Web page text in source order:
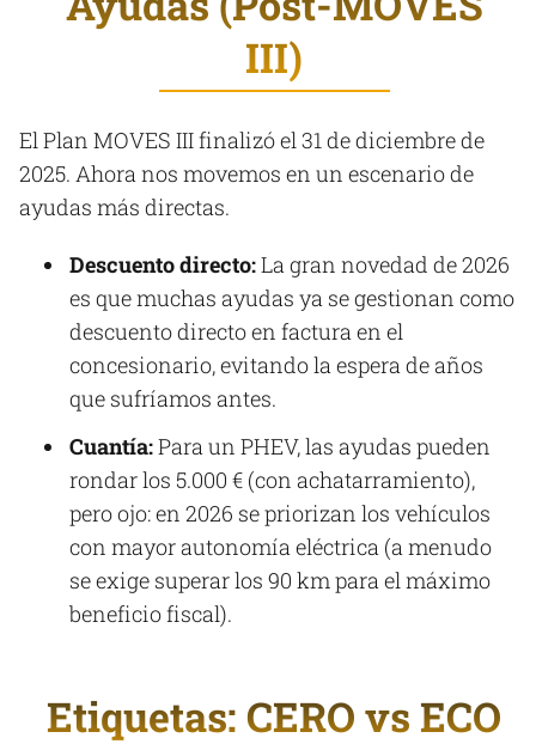
III)
El Plan MOVES III finalizó el 31 de diciembre de
2025. Ahora nos movemos en un escenario de
ayudas más directas.
Descuento directo:La gran novedad de 2026
es que muchas ayudas ya se gestionan como
descuento directo en factura en el
concesionario, evitando la espera de años
que sufríamos antes.
Cuantía:Para un PHEV, las ayudas pueden
rondar los 5.000 € (con achatarramiento),
pero ojo: en 2026 se priorizan los vehículos
con mayor autonomía eléctrica (a menudo
se exige superar los 90 km para el máximo
beneficio fiscal).
Etiquetas: CERO vs ECO